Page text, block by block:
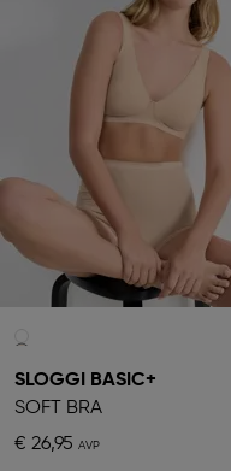
SLOGGI BASIC+
SOFT BRA
€ 26,95